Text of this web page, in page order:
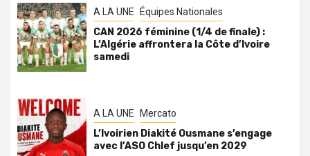
A LA UNE Équipes Nationales
CAN 2026 féminine (1/4 de finale) :
L’Algérie affrontera la Côte d’Ivoire
samedi
A LA UNE Mercato
L’Ivoirien Diakité Ousmane s’engage
avec l’ASO Chlef jusqu’en 2029